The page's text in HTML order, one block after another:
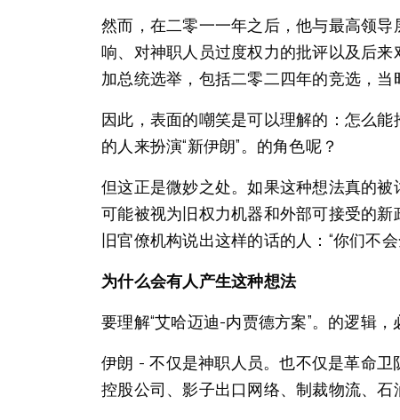
然而，在二零一一年之后，他与最高领
响、对神职人员过度权力的批评以及后
加总统选举，包括二零二四年的竞选，当
因此，表面的嘲笑是可以理解的：怎么
的人来扮演“新伊朗”。的角色呢？
但这正是微妙之处。如果这种想法真的
可能被视为旧权力机器和外部可接受的
旧官僚机构说出这样的话的人：“你们不
为什么会有人产生这种想法
要理解“艾哈迈迪-内贾德方案”。的逻辑
伊朗 - 不仅是神职人员。也不仅是革命
控股公司、影子出口网络、制裁物流、